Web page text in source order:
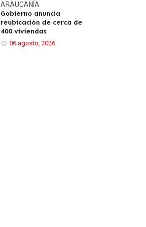
ARAUCANÍA
Gobierno anuncia
reubicación de cerca de
400 viviendas
06 agosto, 2026